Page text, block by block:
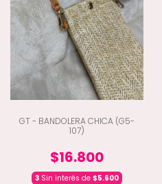
GT - BANDOLERA CHICA (G5-
107)
$16.800
3 Sin interés de $5.600